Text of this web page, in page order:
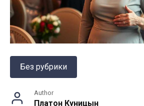
Без рубрики
Author
Платон Куницын